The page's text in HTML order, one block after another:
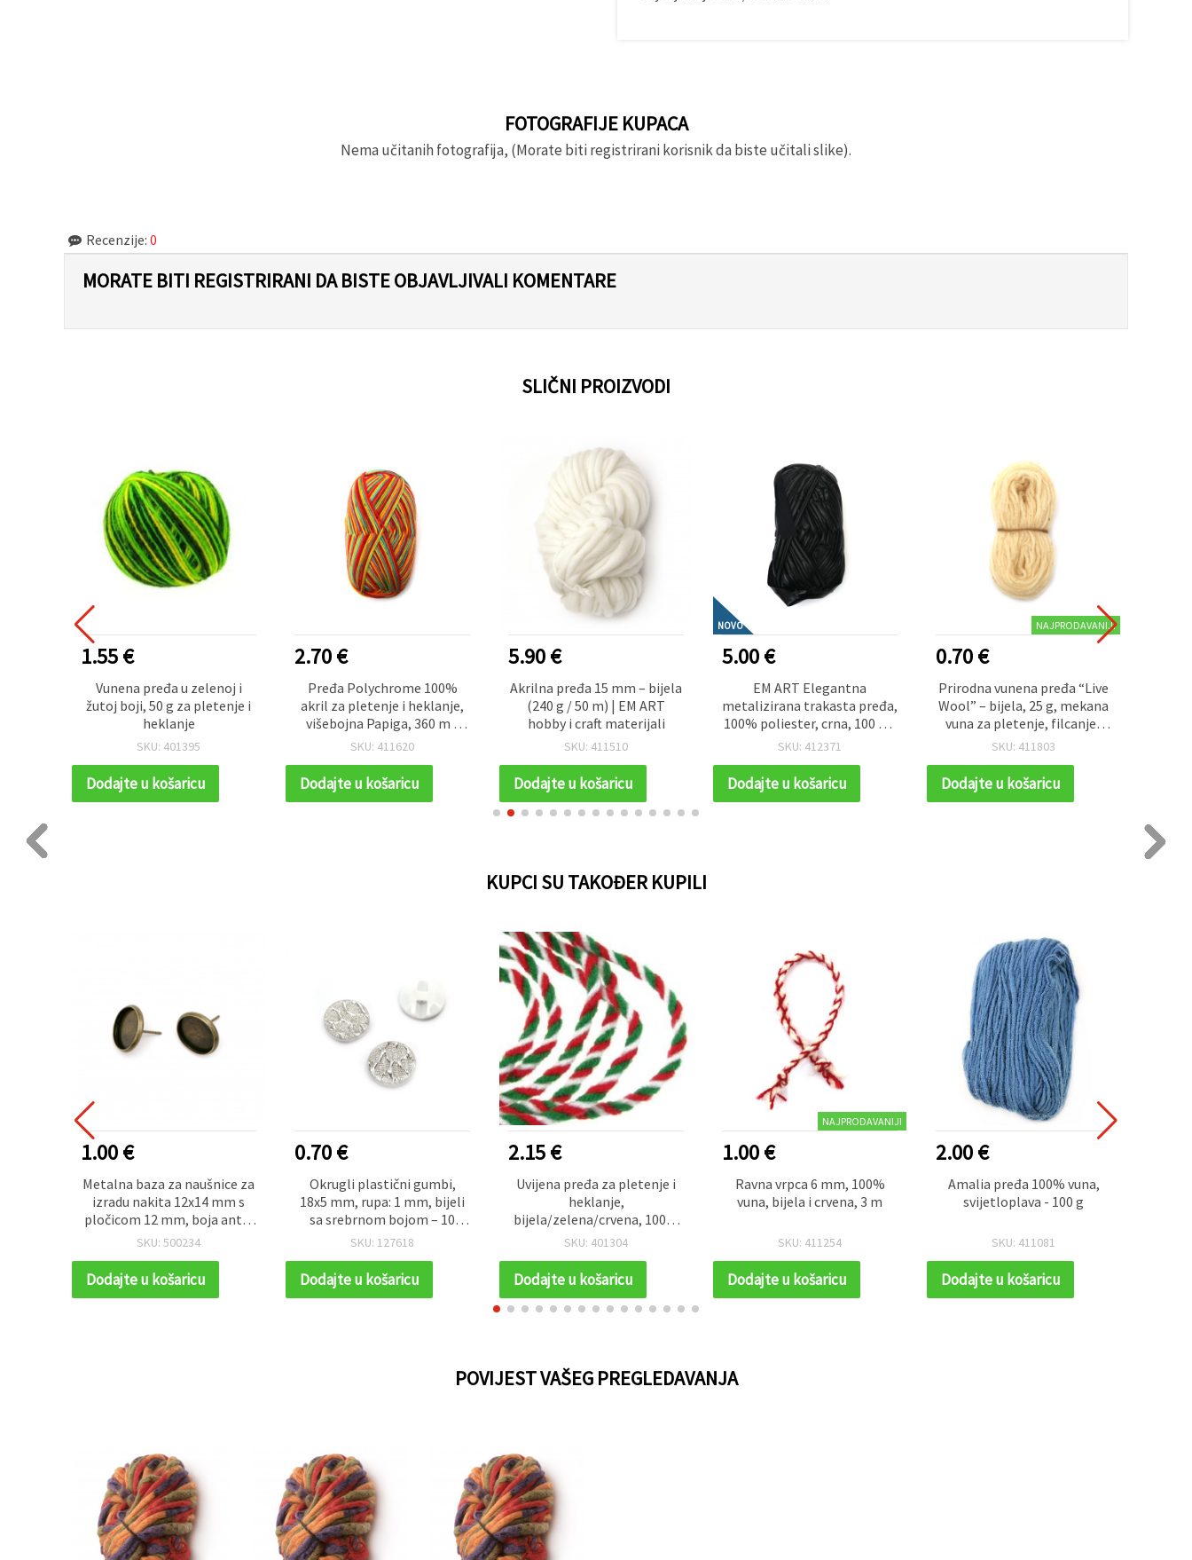
FOTOGRAFIJE KUPACA
Nema učitanih fotografija, (Morate biti registrirani korisnik da biste učitali slike).
Recenzije: 0
MORATE BITI REGISTRIRANI DA BISTE OBJAVLJIVALI KOMENTARE
SLIČNI PROIZVODI
1.55 €
Vunena pređa u zelenoj i
žutoj boji, 50 g za pletenje i
heklanje
SKU: 401395
Dodajte u košaricu
2.70 €
Pređa Polychrome 100%
akril za pletenje i heklanje,
višebojna Papiga, 360 m -
100 g
SKU: 411620
Dodajte u košaricu
5.90 €
Akrilna pređa 15 mm – bijela
(240 g / 50 m) | EM ART
hobby i craft materijali
SKU: 411510
Dodajte u košaricu
NOVO
5.00 €
EM ART Elegantna
metalizirana trakasta pređa,
100% poliester, crna, 100 g –
za dekorativno pletenje,
SKU: 412371
Dodajte u košaricu
NAJPRODAVANIJI
0.70 €
Prirodna vunena pređa “Live
Wool” – bijela, 25 g, mekana
vuna za pletenje, filcanje i
rukotvorine
SKU: 411803
Dodajte u košaricu
KUPCI SU TAKOĐER KUPILI
1.00 €
Metalna baza za naušnice za
izradu nakita 12x14 mm s
pločicom 12 mm, boja antik
bronca – 10 kom
SKU: 500234
Dodajte u košaricu
0.70 €
Okrugli plastični gumbi,
18x5 mm, rupa: 1 mm, bijeli
sa srebrnom bojom – 10
komada
SKU: 127618
Dodajte u košaricu
2.15 €
Uvijena pređa za pletenje i
heklanje,
bijela/zelena/crvena, 100%
akril, 100 g – 66 m
SKU: 401304
Dodajte u košaricu
NAJPRODAVANIJI
1.00 €
Ravna vrpca 6 mm, 100%
vuna, bijela i crvena, 3 m
SKU: 411254
Dodajte u košaricu
2.00 €
Amalia pređa 100% vuna,
svijetloplava - 100 g
SKU: 411081
Dodajte u košaricu
POVIJEST VAŠEG PREGLEDAVANJA